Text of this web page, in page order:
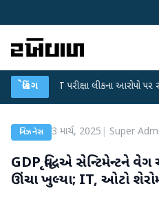
બ્રેકિંગ
NET પરીક્ષા લીકના આરોપો પર રાહુલ
બિઝનેસ 3 માર્ચ, 2025 Super
GDP વૃદ્ધિએ સેન્ટિમેન્ટને
ઊંચા ખુલ્યા; IT, ઓટો